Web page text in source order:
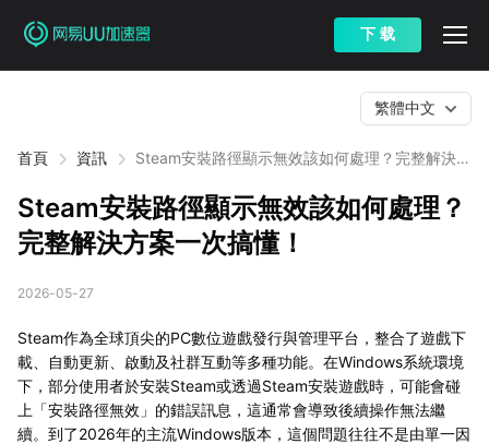
下 载
首頁 資訊
Steam安裝路徑顯示無效該如何處理？完整解決方
繁體中文
Steam安裝路徑顯示無效該如何處理？
完整解決方案一次搞懂！
2026-05-27
Steam作為全球頂尖的PC數位遊戲發行與管理平台，整合了遊戲下
載、自動更新、啟動及社群互動等多種功能。在Windows系統環境
下，部分使用者於安裝Steam或透過Steam安裝遊戲時，可能會碰
上「安裝路徑無效」的錯誤訊息，這通常會導致後續操作無法繼
續。到了2026年的主流Windows版本，這個問題往往不是由單一因